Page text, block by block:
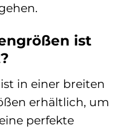
ist
in einer breiten
erhältlich, um
perfekte